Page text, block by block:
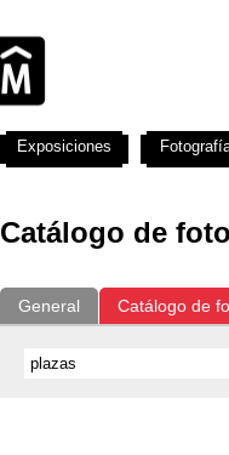
Catálogo de
General Catálogo de
Exposiciones